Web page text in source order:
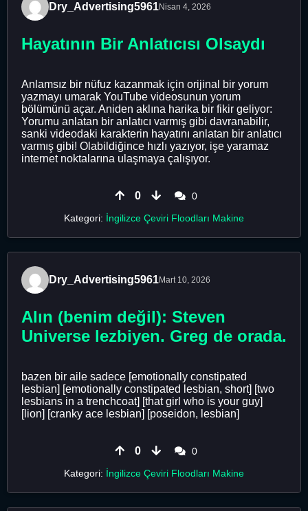
Dry_Advertising5961Nisan 4, 2026
Hayatının Bir Anlatıcısı Olsaydı
Anlamsız bir nüfuz kazanmak için orijinal bir yorum
yazmayı umarak YouTube videosunun yorum
bölümünü açar. Aniden aklına harika bir fikir geliyor:
Yorumu anlatan bir anlatıcı varmış gibi davranabilir,
sanki videodaki karakterin hayatını anlatan bir anlatıcı
varmış gibi! Olabildiğince hızlı yazıyor, işe yaramaz
internet noktalarına ulaşmaya çalışıyor.
0
0
Kategori: İngilizce Çeviri Floodları Makine
Dry_Advertising5961Mart 10, 2026
Alın (benim değil): Steven
Universe lezbiyen. Greg de orada.
bazen bir aile sadece [emotionally constipated
lesbian] [emotionally constipated lesbian, short] [two
lesbians in a trenchcoat] [that girl who is your guy]
[lion] [cranky ace lesbian] [poseidon, lesbian]
0
0
Kategori: İngilizce Çeviri Floodları Makine